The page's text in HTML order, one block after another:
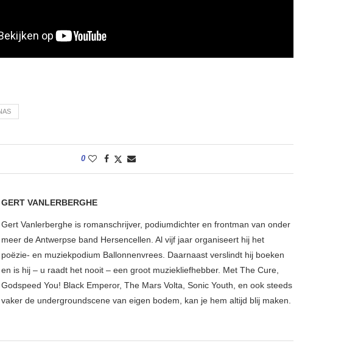
0
GERT VANLERBERGHE
Gert Vanlerberghe is romanschrijver, podiumdichter en frontman van onder
meer de Antwerpse band Hersencellen. Al vijf jaar organiseert hij het
poëzie- en muziekpodium Ballonnenvrees. Daarnaast verslindt hij boeken
en is hij – u raadt het nooit – een groot muziekliefhebber. Met The Cure,
Godspeed You! Black Emperor, The Mars Volta, Sonic Youth, en ook steeds
vaker de undergroundscene van eigen bodem, kan je hem altijd blij maken.